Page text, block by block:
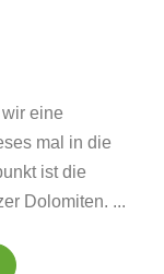
eine
mal in die
ist die
Dolomiten. ...